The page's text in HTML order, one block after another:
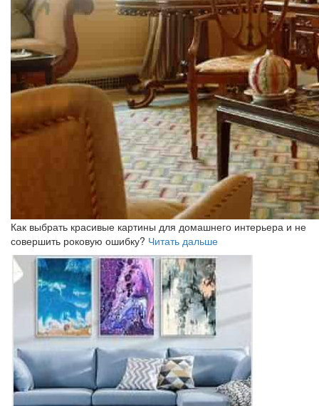
Как выбрать красивые картины для домашнего интерьера и не
совершить роковую ошибку? Читать дальше